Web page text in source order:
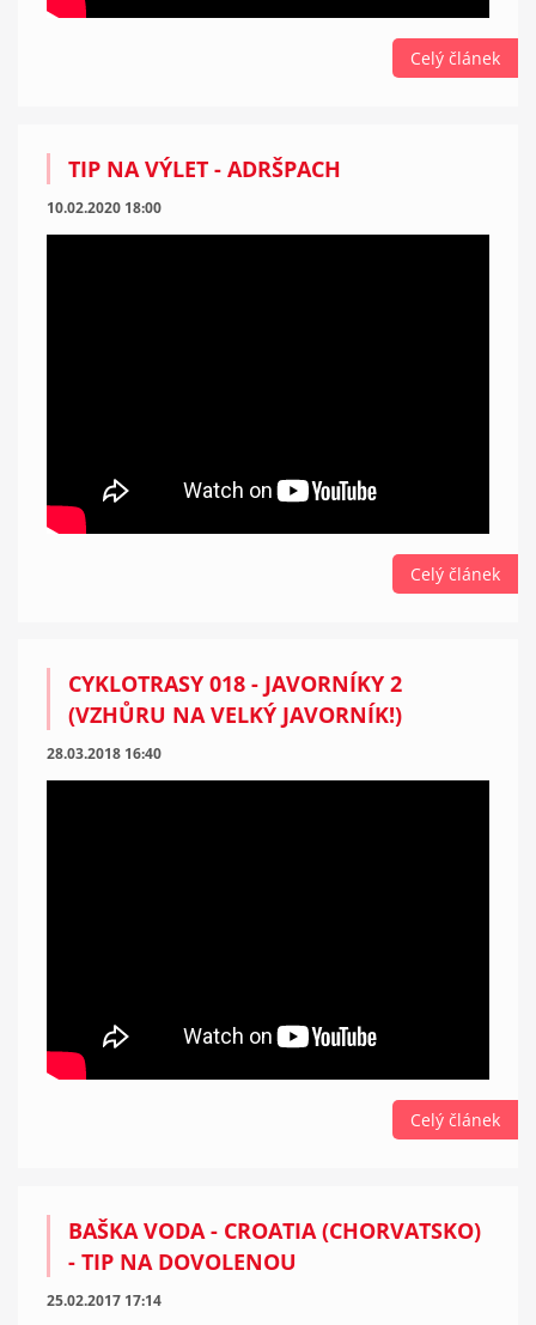
Celý článek
TIP NA VÝLET - ADRŠPACH
10.02.2020 18:00
Celý článek
CYKLOTRASY 018 - JAVORNÍKY 2
(VZHŮRU NA VELKÝ JAVORNÍK!)
28.03.2018 16:40
Celý článek
BAŠKA VODA - CROATIA (CHORVATSKO)
- TIP NA DOVOLENOU
25.02.2017 17:14